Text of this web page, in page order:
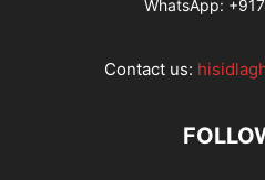
WhatsApp:
Contact us: